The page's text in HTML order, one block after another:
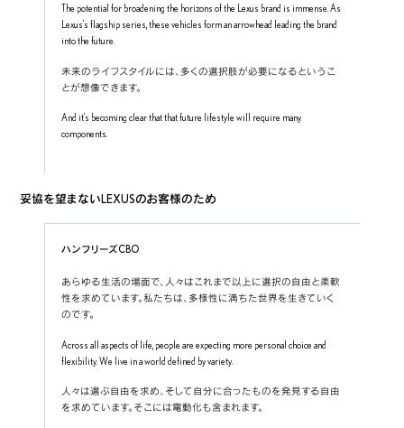
The potential for broadening the horizons of the Lexus brand is immense. As
Lexus’s flagship series, these vehicles form an arrowhead leading the brand
into the future.
未来のライフスタイルには、多くの選択肢が必要になるというこ
とが想像できます。
And it’s becoming clear that that future lifestyle will require many
components.
妥協を望まないLEXUSのお客様のため
ハンフリーズCBO
あらゆる生活の場面で、人々はこれまで以上に選択の自由と柔軟
性を求めています。私たちは、多様性に満ちた世界を生きていく
のです。
Across all aspects of life, people are expecting more personal choice and
flexibility. We live in a world defined by variety.
人々は選ぶ自由を求め、そして自分に合ったものを発見する自由
を求めています。そこには電動化も含まれます。